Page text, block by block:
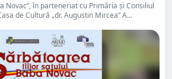
Novac”, în parteneriat cu Primăria și Consiliul
de Cultură „dr. Augustin Mircea” A...